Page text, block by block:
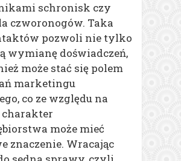
schronisk czy
czworonogów. Taka
pozwoli nie tylko
wymianę doświadczeń,
może stać się polem
marketingu
co ze względu na
może mieć
znaczenie. Wracając